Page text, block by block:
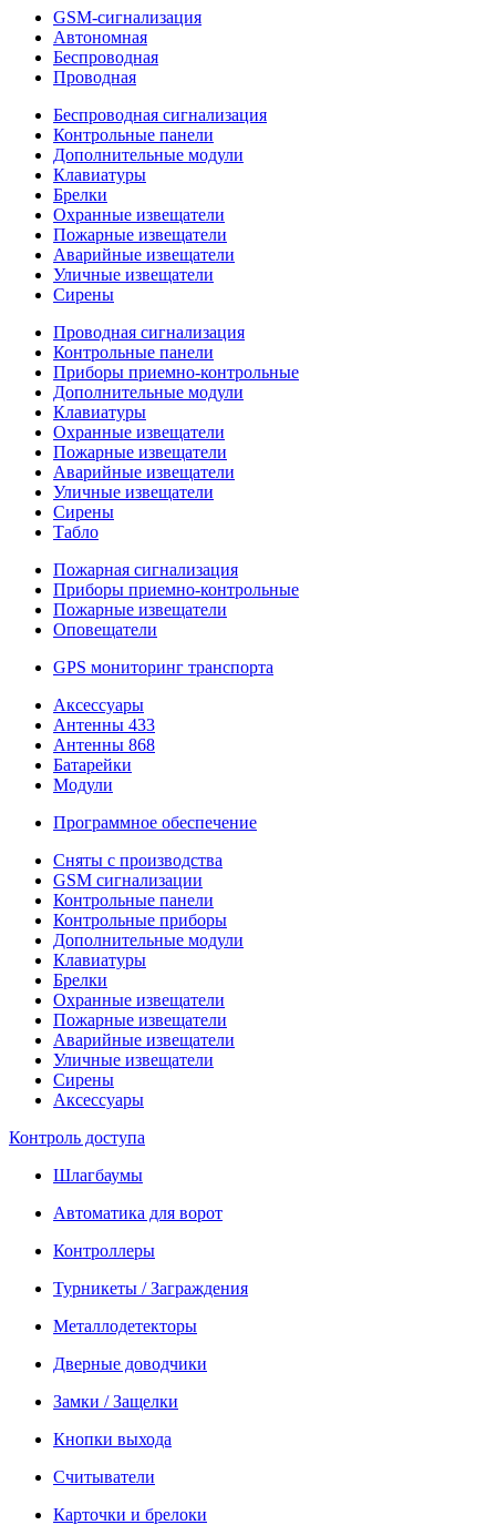
GSM-сигнализация
Автономная
Беспроводная
Проводная
Беспроводная сигнализация
Контрольные панели
Дополнительные модули
Клавиатуры
Брелки
Охранные извещатели
Пожарные извещатели
Аварийные извещатели
Уличные извещатели
Сирены
Проводная сигнализация
Контрольные панели
Приборы приемно-контрольные
Дополнительные модули
Клавиатуры
Охранные извещатели
Пожарные извещатели
Аварийные извещатели
Уличные извещатели
Сирены
Табло
Пожарная сигнализация
Приборы приемно-контрольные
Пожарные извещатели
Оповещатели
GPS мониторинг транспорта
Аксессуары
Антенны 433
Антенны 868
Батарейки
Модули
Программное обеспечение
Сняты с производства
GSM сигнализации
Контрольные панели
Контрольные приборы
Дополнительные модули
Клавиатуры
Брелки
Охранные извещатели
Пожарные извещатели
Аварийные извещатели
Уличные извещатели
Сирены
Аксессуары
Контроль доступа
Шлагбаумы
Автоматика для ворот
Контроллеры
Турникеты / Заграждения
Металлодетекторы
Дверные доводчики
Замки / Защелки
Кнопки выхода
Считыватели
Карточки и брелоки